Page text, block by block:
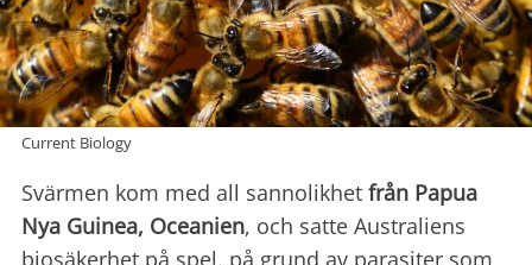
Current Biology
Svärmen kom med all sannolikhet från Papua
Nya Guinea, Oceanien, och satte Australiens